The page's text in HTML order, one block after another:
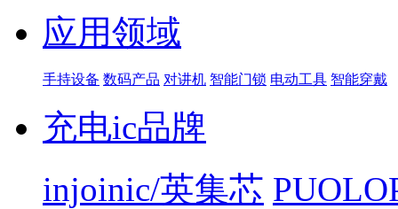
应用领域
手持设备 数码产品 对讲机 智能门锁 电动工具 智能穿戴
充电ic品牌
injoinic/英集芯